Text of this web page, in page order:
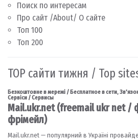
Поиск по интересам
Про сайт /About/ О сайте
Топ 100
Топ 200
TOP сайти тижня / Top